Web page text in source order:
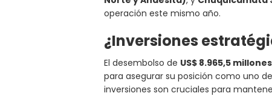
operación este mismo año.
¿Inversiones
El desembolso de US$ 8.965,5 millones
para asegurar su posición como uno
inversiones son cruciales para